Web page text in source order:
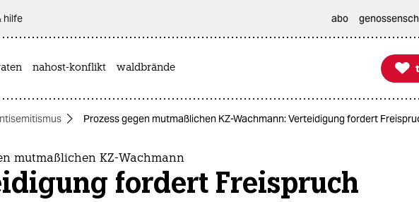
hilfe abo
nahost-konflikt waldbrände 
taz
Prozess gegen mutmaßlichen KZ-Wachmann: Verteidigung fordert
mutmaßlichen KZ-Wachmann
fordert Freispruch